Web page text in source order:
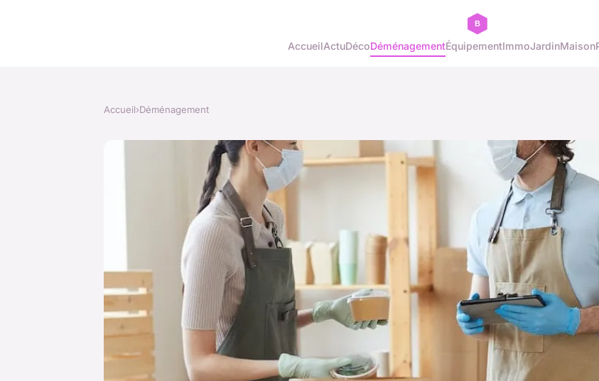
AccueilActuDécoDéménagementÉquipementImmoJardinMaison
Accueil›Déménagement